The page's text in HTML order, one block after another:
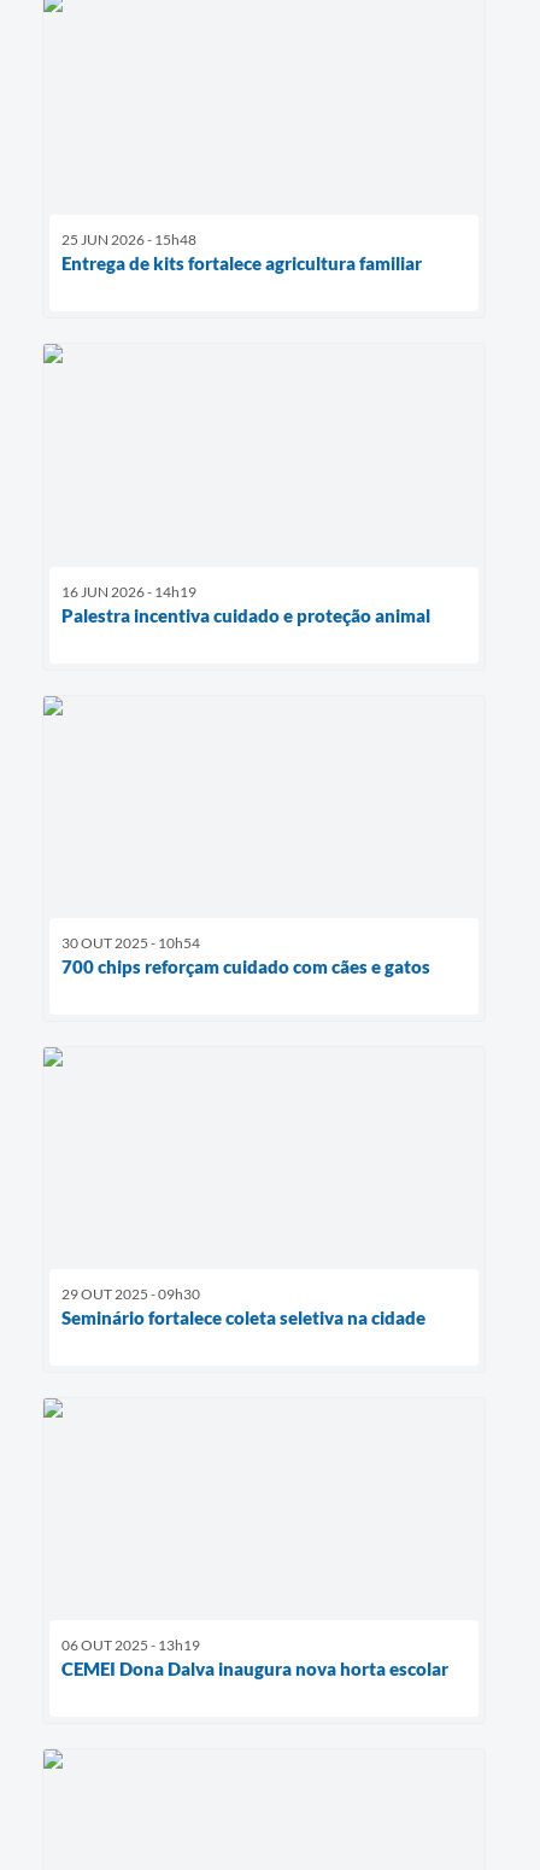
25 JUN 2026 - 15h48
Entrega de kits fortalece agricultura familiar
16 JUN 2026 - 14h19
Palestra incentiva cuidado e proteção animal
30 OUT 2025 - 10h54
700 chips reforçam cuidado com cães e gatos
29 OUT 2025 - 09h30
Seminário fortalece coleta seletiva na cidade
06 OUT 2025 - 13h19
CEMEI Dona Dalva inaugura nova horta escolar